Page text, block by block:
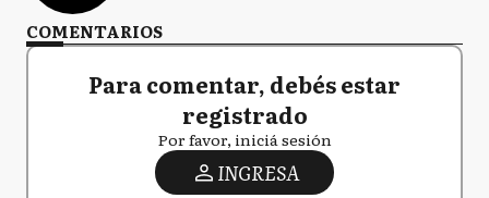
COMENTARIOS
Para comentar, debés estar
registrado
Por favor, iniciá sesión
INGRESA